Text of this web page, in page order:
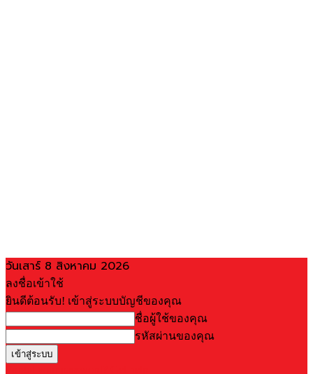
วันเสาร์ 8 สิงหาคม 2026
ลงชื่อเข้าใช้
ยินดีต้อนรับ! เข้าสู่ระบบบัญชีของคุณ
ชื่อผู้ใช้ของคุณ
รหัสผ่านของคุณ